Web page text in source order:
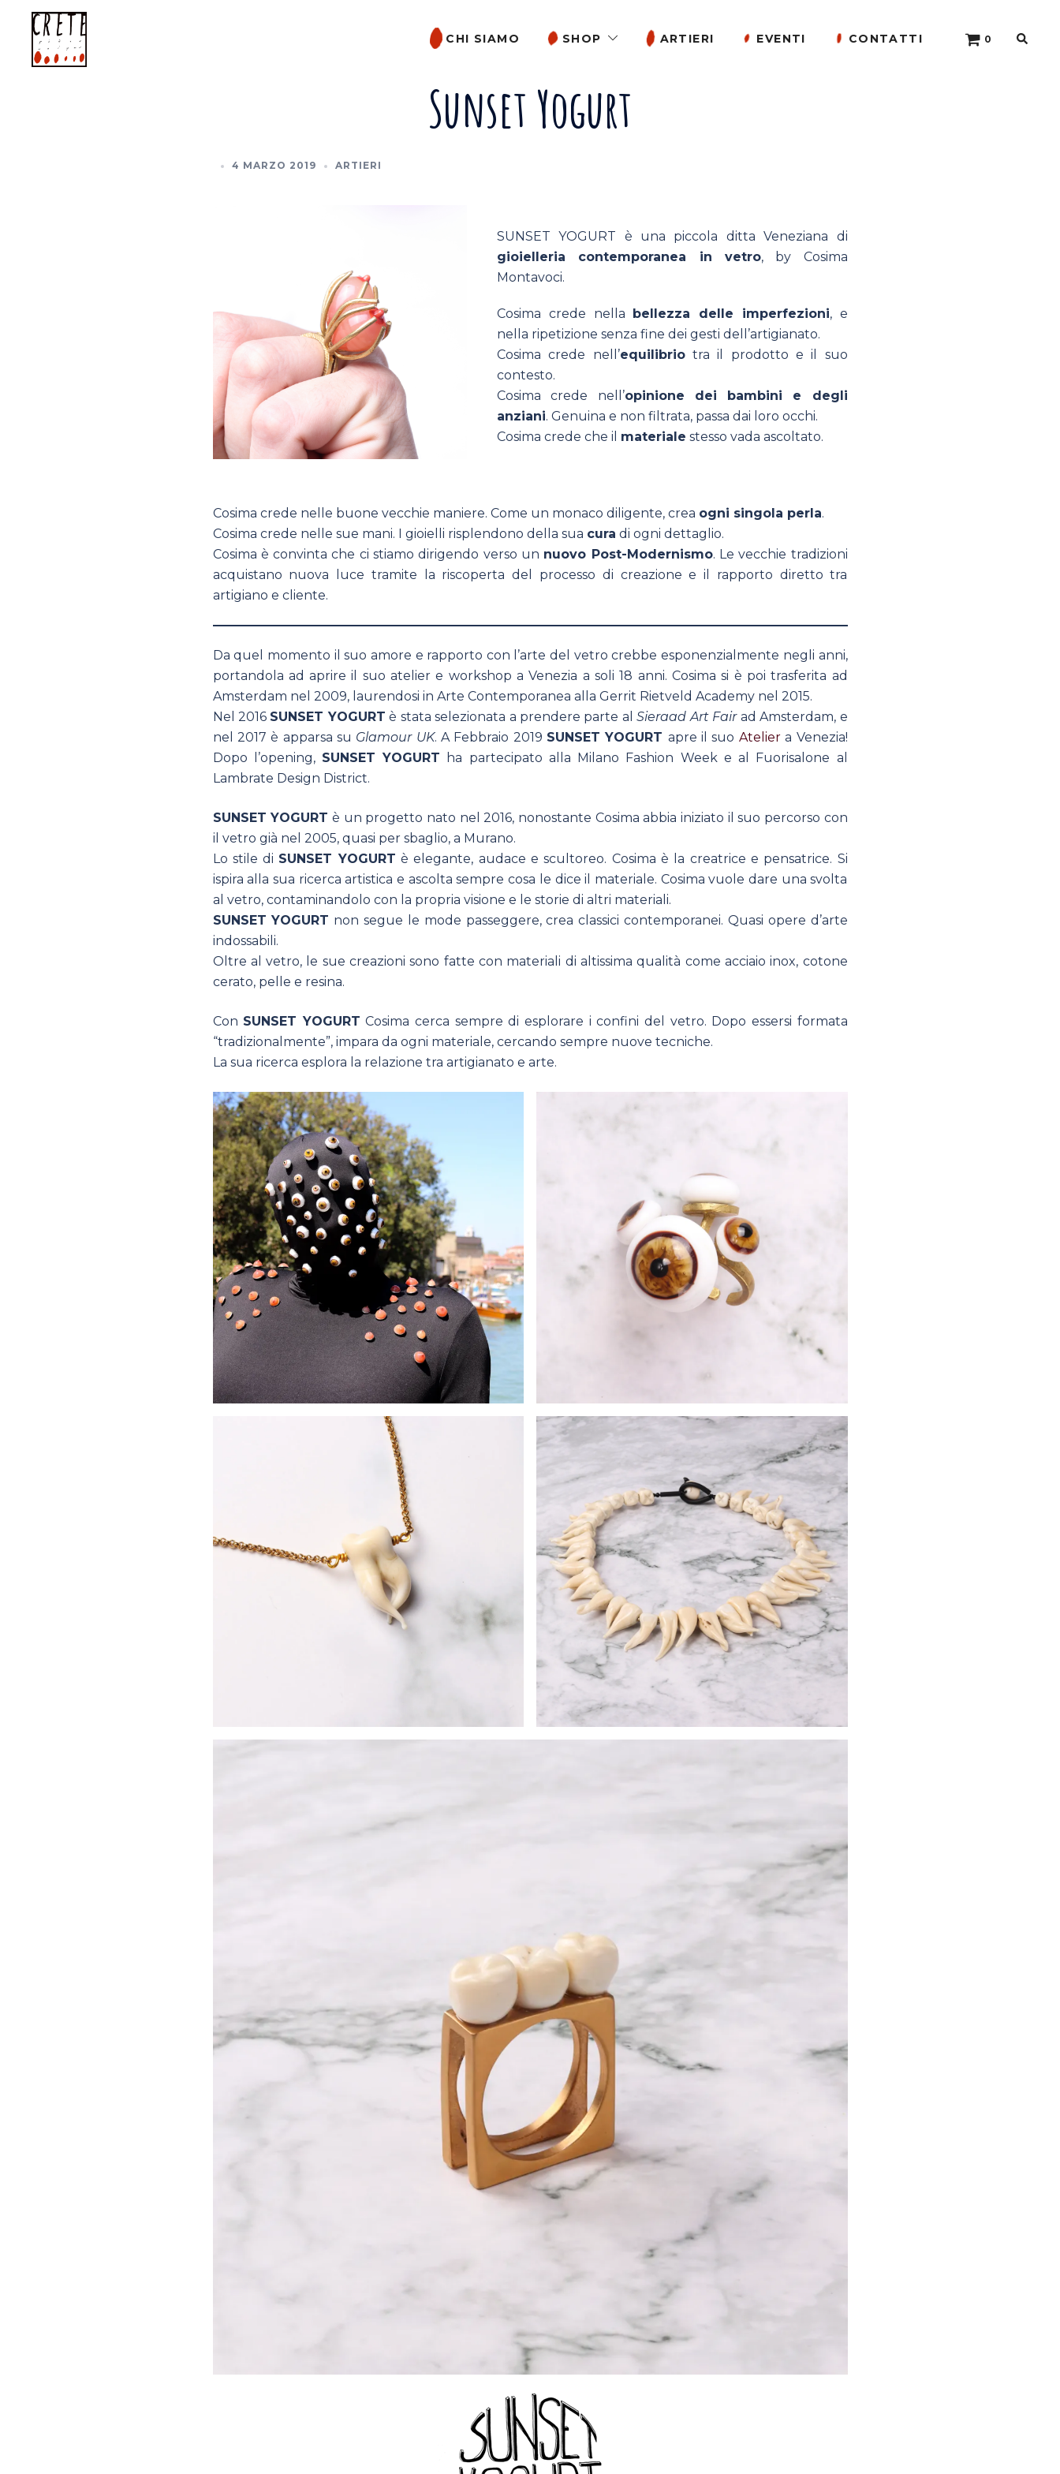
contenuto
CHI SIAMO SHOP ARTIERI EVENTI CONTATTI 0 ELEMENTI
Cerca
Sunset Yogurt
4 MARZO 2019 ARTIERI
SUNSET YOGURT è una piccola ditta Veneziana di
gioielleria contemporanea in vetro, by Cosima
Montavoci.
Cosima crede nella bellezza delle imperfezioni, e
nella ripetizione senza fine dei gesti dell’artigianato.
Cosima crede nell’equilibriotra il prodotto e il suo
contesto.
Cosima crede nell’opinione dei bambini e degli
anziani. Genuina e non filtrata, passa dai loro occhi.
Cosima crede che il materiale stesso vada ascoltato.
Cosima crede nelle buone vecchie maniere. Come un monaco diligente, crea ogni singola perla.
Cosima crede nelle sue mani. I gioielli risplendono della sua cura di ogni dettaglio.
Cosima è convinta che ci stiamo dirigendo verso un nuovo Post-Modernismo. Le vecchie tradizioni
acquistano nuova luce tramite la riscoperta del processo di creazione e il rapporto diretto tra
artigiano e cliente.
Da quel momento il suo amore e rapporto con l’arte del vetro crebbe esponenzialmente negli anni,
portandola ad aprire il suo atelier e workshop a Venezia a soli 18 anni. Cosima si è poi trasferita ad
Amsterdam nel 2009, laurendosi in Arte Contemporanea alla Gerrit Rietveld Academy nel 2015.
Nel 2016 SUNSET YOGURT è stata selezionata a prendere parte alSieraad Art Fairad Amsterdam, e
nel 2017 è apparsa su Glamour UK. A Febbraio 2019 SUNSET YOGURT apre il suo Ateliera Venezia!
Dopo l’opening, SUNSET YOGURT ha partecipato alla Milano Fashion Week e al Fuorisalone al
Lambrate Design District.
SUNSET YOGURT è un progetto nato nel 2016, nonostante Cosima abbia iniziato il suo percorso con
il vetro già nel 2005, quasi per sbaglio, a Murano.
Lo stile di SUNSET YOGURT è elegante, audace e scultoreo. Cosima è la creatrice e pensatrice. Si
ispira alla sua ricerca artistica e ascolta sempre cosa le dice il materiale. Cosima vuole dare una svolta
al vetro, contaminandolo con la propria visione e le storie di altri materiali.
SUNSET YOGURT non segue le mode passeggere, crea classici contemporanei. Quasi opere d’arte
indossabili.
Oltre al vetro, le sue creazioni sono fatte con materiali di altissima qualità come acciaio inox, cotone
cerato, pelle e resina.
Con SUNSET YOGURT Cosima cerca sempre di esplorare i confini del vetro. Dopo essersi formata
“tradizionalmente”, impara da ogni materiale, cercando sempre nuove tecniche.
La sua ricerca esplora la relazione tra artigianato e arte.